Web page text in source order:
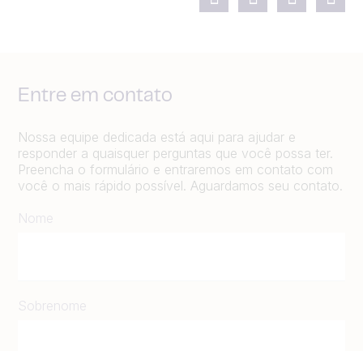
Entre em contato
Nossa equipe dedicada está aqui para ajudar e
responder a quaisquer perguntas que você possa ter.
Preencha o formulário e entraremos em contato com
você o mais rápido possível. Aguardamos seu contato.
Nome
Sobrenome